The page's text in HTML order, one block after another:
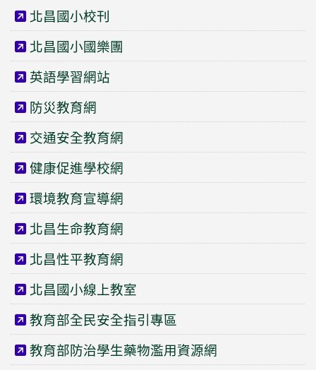
北昌國小校刊
北昌國小國樂團
英語學習網站
防災教育網
交通安全教育網
健康促進學校網
環境教育宣導網
北昌生命教育網
北昌性平教育網
北昌國小線上教室
教育部全民安全指引專區
教育部防治學生藥物濫用資源網